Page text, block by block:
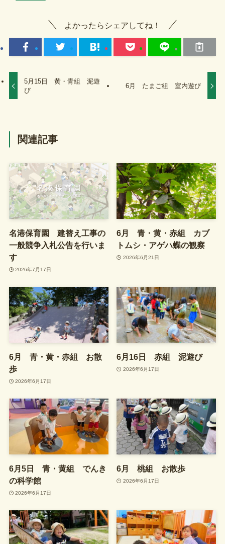
よかったらシェアしてね！
5月15日 黄・青組 泥遊
び
6月 たまご組 室内遊び
関連記事
名港保育園 建替え工事の
一般競争入札公告を行いま
す
2026年7月17日
6月 青・黄・赤組 カブ
トムシ・アゲハ蝶の観察
2026年6月21日
6月 青・黄・赤組 お散
歩
2026年6月17日
6月16日 赤組 泥遊び
2026年6月17日
6月5日 青・黄組 でんき
の科学館
2026年6月17日
6月 桃組 お散歩
2026年6月17日